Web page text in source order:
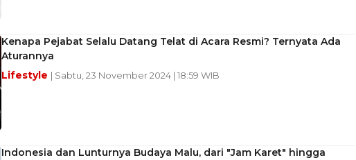
Kenapa Pejabat Selalu Datang Telat di Acara Resmi? Ternyata Ada
Aturannya
Lifestyle | Sabtu, 23 November 2024 | 18:59 WIB
Indonesia dan Lunturnya Budaya Malu, dari "Jam Karet" hingga